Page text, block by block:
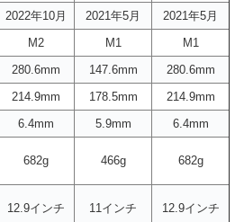
2022年10月 2021年5月
2021年5月
M2 M1
M1
280.6mm 147.6mm
280.6mm
214.9mm 178.5mm
214.9mm
6.4mm 5.9mm
6.4mm
682g 466g 682g
12.9インチ 11インチ 12.9インチ